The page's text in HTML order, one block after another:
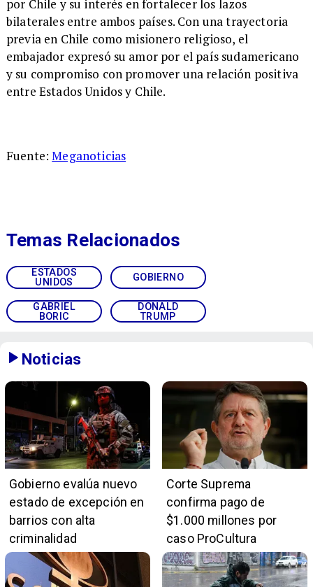
por Chile y su interés en fortalecer los lazos
bilaterales entre ambos países. Con una trayectoria
previa en Chile como misionero religioso, el
embajador expresó su amor por el país sudamericano
y su compromiso con promover una relación positiva
entre Estados Unidos y Chile.
Fuente:Meganoticias
ESTADOS
UNIDOS
GOBIERNO
GABRIEL
BORIC
DONALD
TRUMP
Temas Relacionados
Noticias
Gobierno evalúa nuevo
estado de excepción en
barrios con alta
criminalidad
Corte Suprema
confirma pago de
$1.000 millones por
caso ProCultura